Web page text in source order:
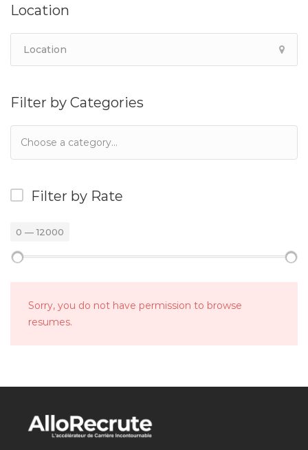
Location
Filter by Categories
Filter by Rate
0 —12000
Sorry, you do not have permission to browse
resumes.